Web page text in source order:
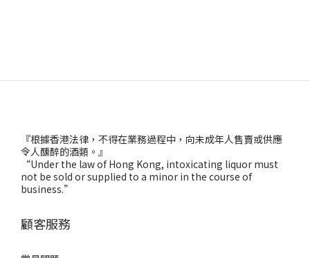
『根據香港法律，不得在業務過程中，向未成年人售賣或供應
令人醺醉的酒類。』
“Under the law of Hong Kong, intoxicating liquor must
not be sold or supplied to a minor in the course of
business.”
顧客服務